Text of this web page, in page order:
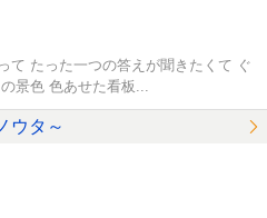
て たった一つの答えが聞きたくて ぐ
景色 色あせた看板...
ウタ～